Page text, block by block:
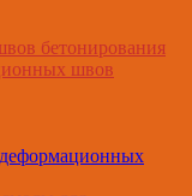
бетонирования
швов